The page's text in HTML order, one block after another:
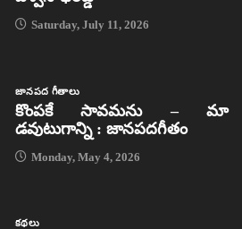
Saturday, July 11, 2026
జానపద గీతాలు
కొంపకే సావమను – మా
డవుటుగాన్ని : జానపదగీతం
Monday, May 4, 2026
కథలు